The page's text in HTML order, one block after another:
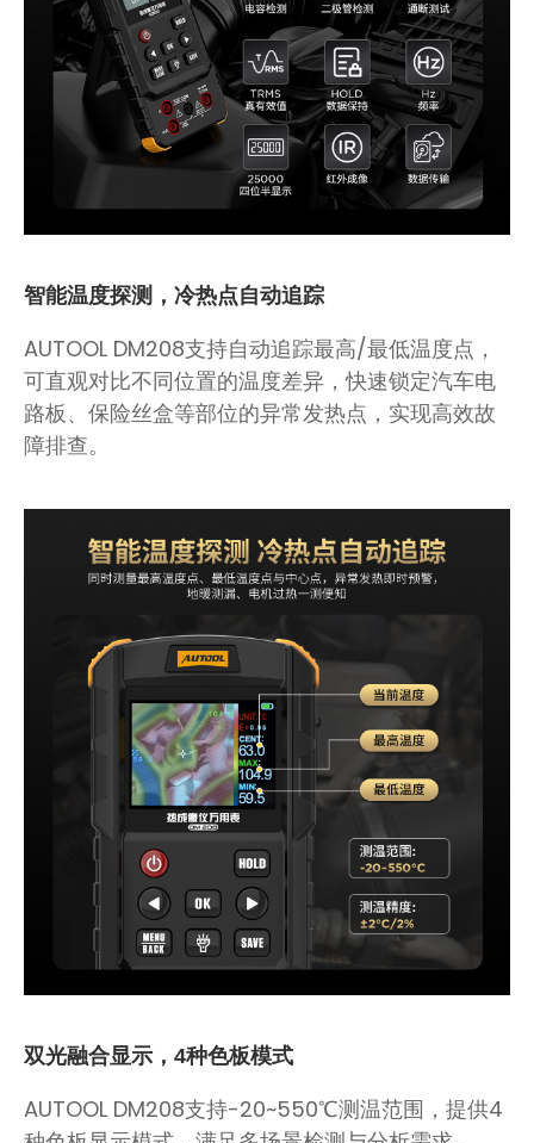
智能温度探测，冷热点自动追踪
AUTOOL DM208支持自动追踪最高/最低温度点，
可直观对比不同位置的温度差异，快速锁定汽车电
路板、保险丝盒等部位的异常发热点，实现高效故
障排查。
双光融合显示，4种色板模式
AUTOOL DM208支持-20~550℃测温范围，提供4